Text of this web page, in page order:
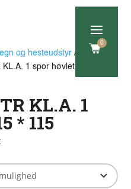
a
0
og hesteudstyr/
1 spor høvlet 115 *
KL.A. 1
* 115